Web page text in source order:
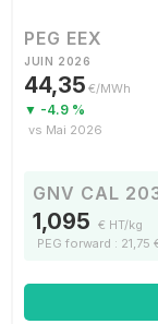
PEG EEX
JUIN 2026
44,35 €/MWh
▼ -4.9 %
vs Mai 2026
GNV CAL
1,095 € HT/kg
PEG forward : 21,75